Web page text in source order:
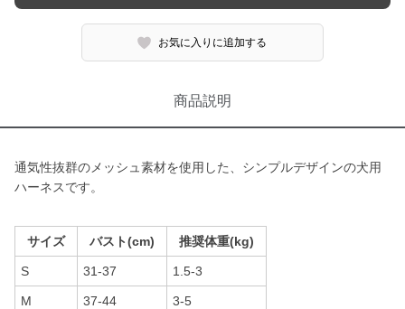
お気に入りに追加する
商品説明
通気性抜群のメッシュ素材を使用した、シンプルデザインの犬用
ハーネスです。
サイズ バスト(cm) 推奨体重(kg)
S 31-37 1.5-3
M 37-44 3-5